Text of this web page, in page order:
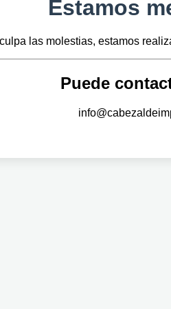
Estamos
las molestias, estamos
Puede